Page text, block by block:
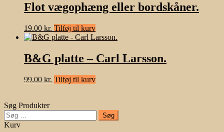
Flot vægophæng eller bordskåner.
19.00 kr. Tilføj til kurv
B&G platte – Carl Larsson.
99.00 kr. Tilføj til kurv
Søg Produkter
Søg
efter:
Kurv